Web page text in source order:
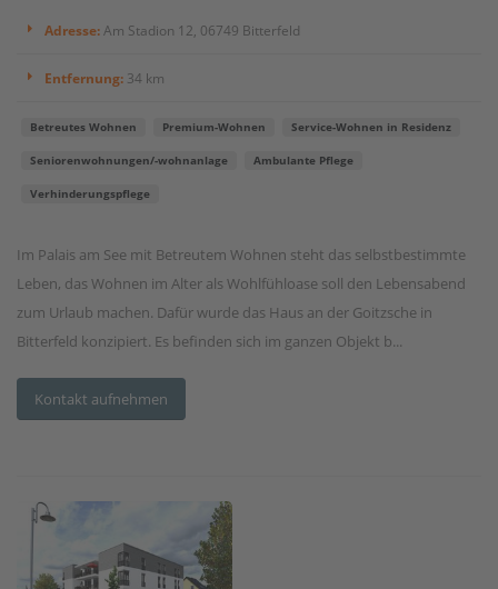
Adresse:Am Stadion 12, 06749 Bitterfeld
Entfernung: 34 km
Betreutes Wohnen Premium-Wohnen Service-Wohnen in Residenz
Seniorenwohnungen/-wohnanlage Ambulante Pflege
Verhinderungspflege
Im Palais am See mit Betreutem Wohnen steht das selbstbestimmte
Leben, das Wohnen im Alter als Wohlfühloase soll den Lebensabend
zum Urlaub machen. Dafür wurde das Haus an der Goitzsche in
Bitterfeld konzipiert. Es befinden sich im ganzen Objekt b...
Kontakt aufnehmen